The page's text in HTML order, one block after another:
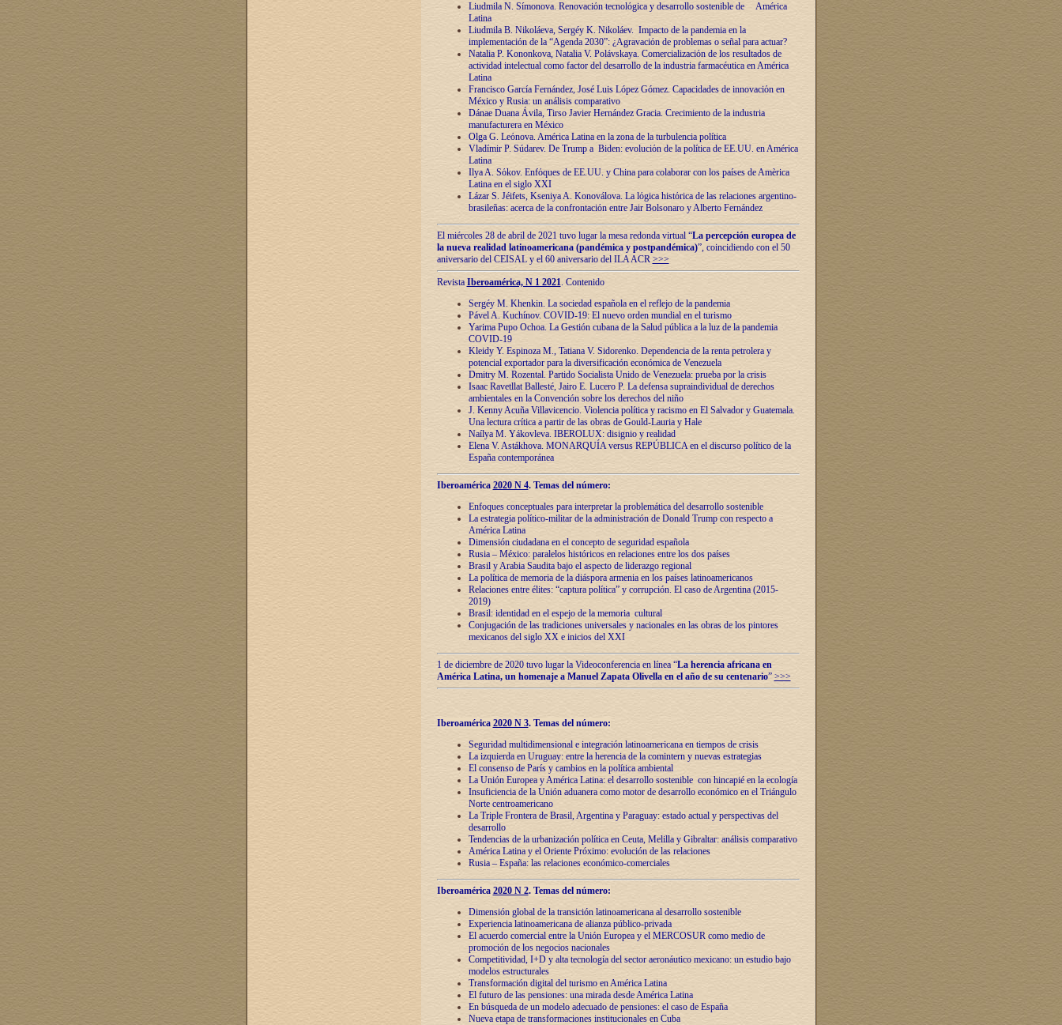
Liudmila N. Símonova. Renovaciόn tecnolόgica y desarrollo sostenible de América
Latina
Liudmila B. Nikoláeva, Sergéy K. Nikoláev. Impacto de la pandemia en la
implementaciόn de la “Agenda 2030”: ¿Agravaciόn de problemas o señal para actuar?
Natalia P. Kononkova, Natalia V. Polávskaya. Comercializaciόn de los resultados de
actividad intelectual como factor del desarrollo de la industria farmacéutica en América
Latina
Francisco García Fernández, José Luis López Gómez. Capacidades de innovaciόn en
México y Rusia: un análisis comparativo
Dánae Duana Ávila, Tirso Javier Hernández Gracia. Crecimiento de la industria
manufacturera en México
Olga G. Leόnova. América Latina en la zona de la turbulencia política
Vladímir P. Súdarev. De Trump a Biden: evoluciόn de la política de EE.UU. en América
Latina
Ilya A. Sόkov. Enfόques de EE.UU. y China para colaborar con los países de Amèrica
Latina en el siglo XXI
Lázar S. Jéifets, Kseniya A. Konoválova. La lόgica histόrica de las relaciones argentino-
brasileñas: acerca de la confrontaciόn entre Jair Bolsonaro y Alberto Fernández
El miércoles 28 de abril de 2021 tuvo lugar la mesa redonda virtual “La percepción europea de
la nueva realidad latinoamericana (pandémica y postpandémica)”, coincidiendo con el 50
aniversario del CEISAL y el 60 aniversario del ILA ACR >>>
Revista Iberoamérica, N 1 2021. Contenido
Sergéy M. Khenkin. La sociedad española en el reflejo de la pandemia
Pável A. Kuchínov. COVID-19: El nuevo orden mundial en el turismo
Yarima Pupo Ochoa. La Gestión cubana de la Salud pública a la luz de la pandemia
COVID-19
Kleidy Y. Espinoza M., Tatiana V. Sidorenko. Dependencia de la renta petrolera y
potencial exportador para la diversificación económica de Venezuela
Dmitry M. Rozental. Partido Socialista Unido de Venezuela: prueba por la crisis
Isaac Ravetllat Ballesté, Jairo E. Lucero P. La defensa supraindividual de derechos
ambientales en la Convención sobre los derechos del niño
J. Kenny Acuña Villavicencio. Violencia política y racismo en El Salvador y Guatemala.
Una lectura crítica a partir de las obras de Gould-Lauria y Hale
Naílya M. Yákovleva. IBEROLUX: disignio y realidad
Elena V. Astákhova. MONARQUÍA versus REPÚBLICA en el discurso político de la
España contemporánea
Iberoamérica 2020 N 4. Temas del número:
Enfoques conceptuales para interpretar la problemática del desarrollo sostenible
La estrategia político-militar de la administración de Donald Trump con respecto a
América Latina
Dimensión ciudadana en el concepto de seguridad española
Rusia – México: paralelos históricos en relaciones entre los dos países
Brasil y Arabia Saudita bajo el aspecto de liderazgo regional
La política de memoria de la diáspora armenia en los países latinoamericanos
Relaciones entre élites: “captura política” y corrupción. El caso de Argentina (2015-
2019)
Brasil: identidad en el espejo de la memoria cultural
Conjugación de las tradiciones universales y nacionales en las obras de los pintores
mexicanos del siglo XX e inicios del XXI
1 de diciembre de 2020 tuvo lugar la Videoconferencia en línea “La herencia africana en
América Latina, un homenaje a Manuel Zapata Olivella en el año de su centenario” >>>
Iberoamérica 2020 N 3.Temas del número:
Seguridad multidimensional e integración latinoamericana en tiempos de crisis
La izquierda en Uruguay: entre la herencia de lа comintern y nuevas estrategias
El consenso de París y cambios en la política ambiental
La Unión Europea y América Latina: el desarrollo sostenible con hincapié en la ecología
Insuficiencia de la Unión aduanera como motor de desarrollo económico en el Triángulo
Norte centroamericano
La Triple Frontera de Brasil, Argentina y Paraguay: estado actual y perspectivas del
desarrollo
Tendencias de la urbanización política en Ceuta, Melilla y Gibraltar: análisis comparativo
América Latina y el Oriente Próximo: evolución de las relaciones
Rusia – España: las relaciones económico-comerciales
Iberoamérica 2020 N 2.Temas del número:
Dimensión global de la transición latinoamericana al desarrollo sostenible
Experiencia latinoamericana de alianza público-privada
El acuerdo comercial entre la Unión Europea y el MERCOSUR como medio de
promoción de los negocios nacionales
Competitividad, I+D y alta tecnología del sector aeronáutico mexicano: un estudio bajo
modelos estructurales
Transformación digital del turismo en América Latina
El futuro de las pensiones: una mirada desde América Latina
En búsqueda de un modelo adecuado de pensiones: el caso de España
Nueva etapa de transformaciones institucionales en Cuba